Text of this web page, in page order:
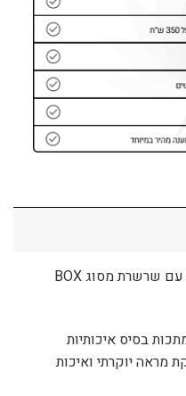
רוב השרשראות באתר מגיעות עם שרשרת מסוג BOX
בסיס איכותיות
להענקת מראה יוקרתי ואיכות